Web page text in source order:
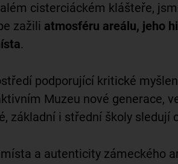
cisterciáckém klášteře,
zažili atmosféru areálu, jeho
.
podporující kritické
Muzeu nové generace,
základní i střední školy sledují
a autenticity zámeckého